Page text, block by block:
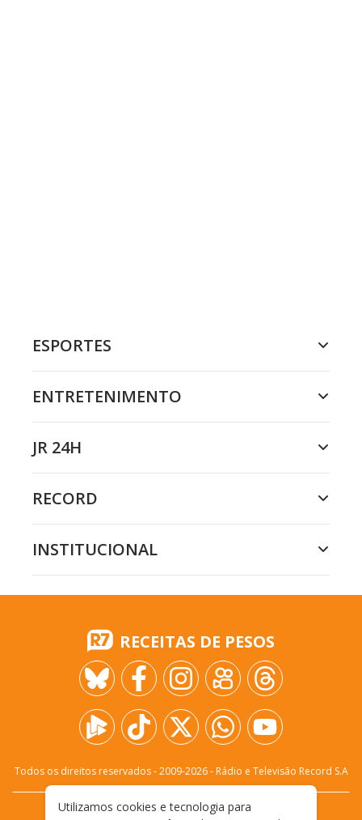
ESPORTES
ENTRETENIMENTO
JR 24H
RECORD
INSTITUCIONAL
RECEITAS DE PESOS
Todos os direitos reservados - 2009-2026- Rádio e Televisão Record S.A
FALE CONOSCO PRIVACIDADE
Utilizamos cookies e tecnologia para